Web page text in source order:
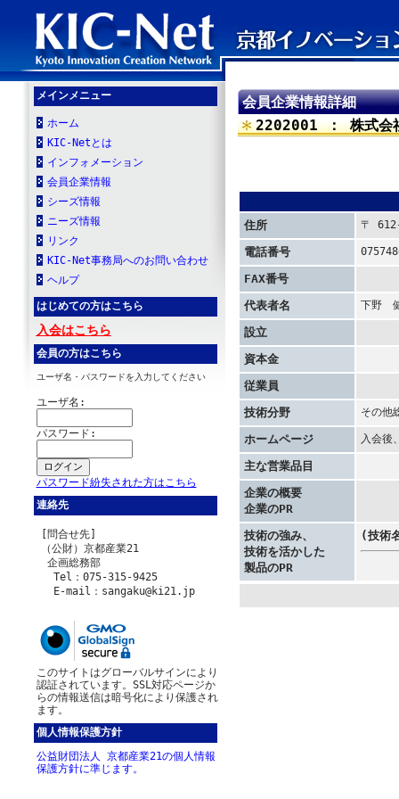
メインメニュー
ホーム
KIC-Netとは
インフォメーション
会員企業情報
シーズ情報
ニーズ情報
リンク
KIC-Net事務局へのお問い合わせ
ヘルプ
はじめての方はこちら
入会はこちら
会員の方はこちら
ユーザ名・パスワードを入力してください
ユーザ名:
パスワード:
パスワード紛失された方はこちら
連絡先
[問合せ先]
（公財）京都産業21
企画総務部
Tel：075-315-9425
E-mail：sangaku@ki21.jp
このサイトはグローバルサインにより
認証されています。SSL対応ページか
らの情報送信は暗号化により保護され
ます。
個人情報保護方針
公益財団法人 京都産業21の個人情報
保護方針に準じます。
会員企業情報詳細
2202001 ： 株式会
住所 〒
電話番号
FAX番号
代表者名
下野　
設立
資本金
従業員
技術分野
その他
ホームページ 入会後
主な営業品目
企業の概要
企業のPR
技術の強み、
技術を活かした
製品のPR
(技術